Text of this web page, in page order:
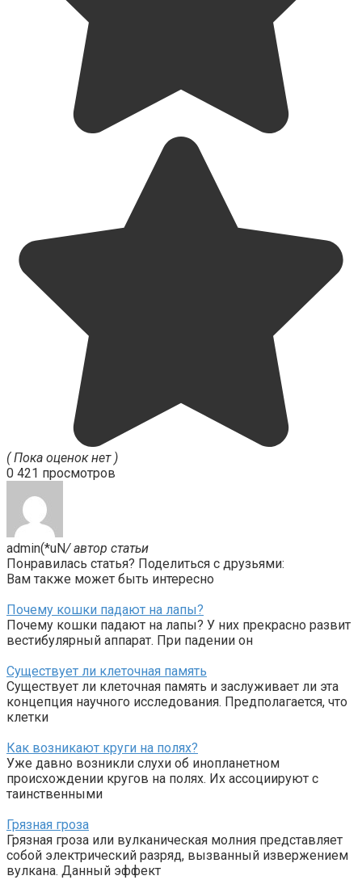
( Пока оценок нет )
0 421 просмотров
admin(*uN/ автор статьи
Понравилась статья? Поделиться с друзьями:
Вам также может быть интересно
Почему кошки падают на лапы?
Почему кошки падают на лапы? У них прекрасно развит
вестибулярный аппарат. При падении он
Существует ли клеточная память
Существует ли клеточная память и заслуживает ли эта
концепция научного исследования. Предполагается, что
клетки
Как возникают круги на полях?
Уже давно возникли слухи об инопланетном
происхождении кругов на полях. Их ассоциируют с
таинственными
Грязная гроза
Грязная гроза или вулканическая молния представляет
собой электрический разряд, вызванный извержением
вулкана. Данный эффект